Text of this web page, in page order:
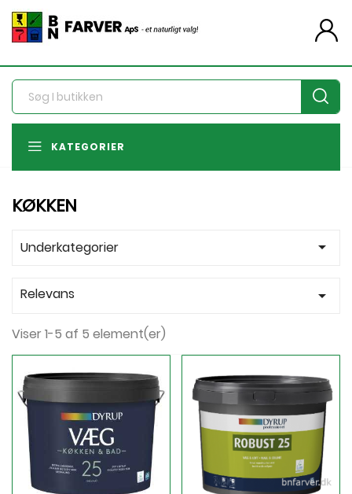
person
KATEGORIER
KØKKEN
Underkategorier arrow_drop_down
Relevans 
Viser 1-5 af 5 element(er)